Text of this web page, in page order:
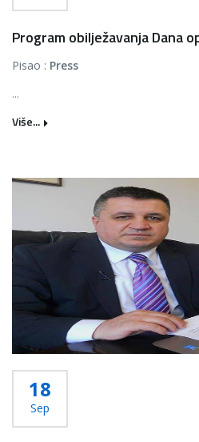
Program obilježavanja Dana
Pisao : Press
...
Više...
18
Sep